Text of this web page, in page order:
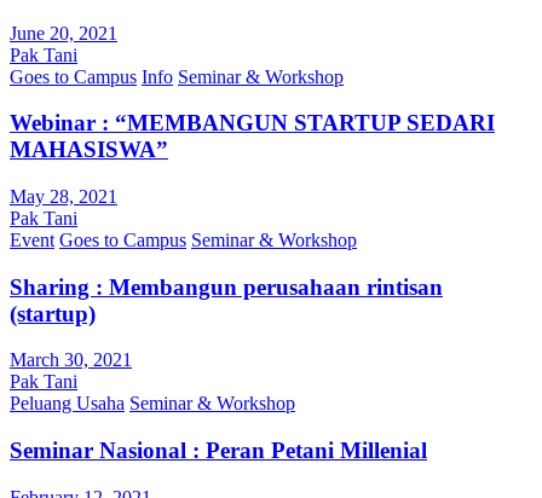
June 20, 2021
Pak Tani
Goes to Campus Info Seminar & Workshop
Webinar : “MEMBANGUN STARTUP SEDARI
MAHASISWA”
May 28, 2021
Pak Tani
Event Goes to Campus Seminar & Workshop
Sharing : Membangun perusahaan rintisan
(startup)
March 30, 2021
Pak Tani
Peluang Usaha Seminar & Workshop
Seminar Nasional : Peran Petani Millenial